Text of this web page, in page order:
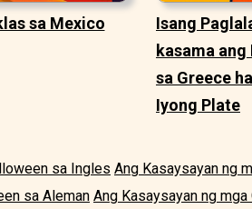
sa Mexico
Isang
kasama
sa Greece
Iyong Plate
sa Ingles Ang Kasaysayan ng
sa Aleman Ang Kasaysayan ng